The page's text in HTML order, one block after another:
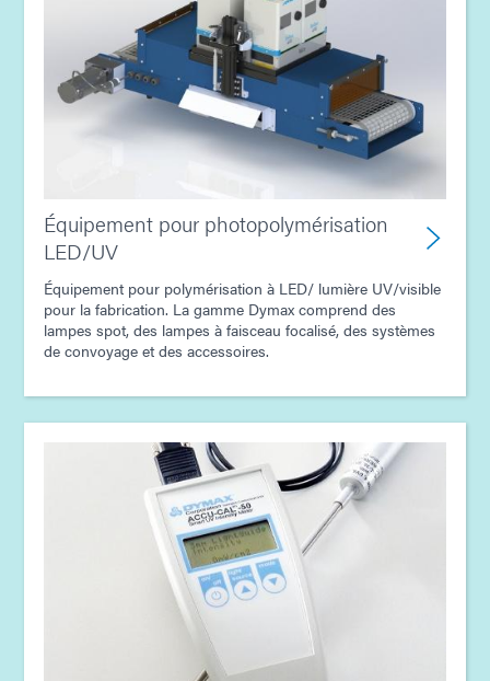
Équipement pour photopolymérisation
LED/UV
Équipement pour polymérisation à LED/ lumière UV/visible
pour la fabrication. La gamme Dymax comprend des
lampes spot, des lampes à faisceau focalisé, des systèmes
de convoyage et des accessoires.